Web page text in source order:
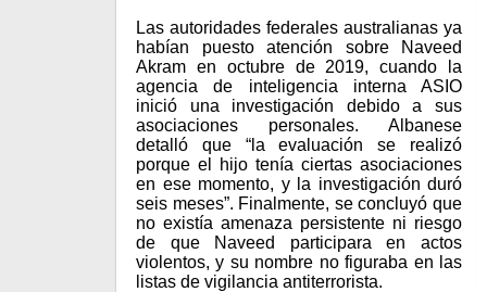
Las autoridades federales australianas ya
habían puesto atención sobre Naveed
Akram en octubre de 2019, cuando la
agencia de inteligencia interna ASIO
inició una investigación debido a sus
asociaciones personales. Albanese
detalló que “la evaluación se realizó
porque el hijo tenía ciertas asociaciones
en ese momento, y la investigación duró
seis meses”. Finalmente, se concluyó que
no existía amenaza persistente ni riesgo
de que Naveed participara en actos
violentos, y su nombre no figuraba en las
listas de vigilancia antiterrorista.